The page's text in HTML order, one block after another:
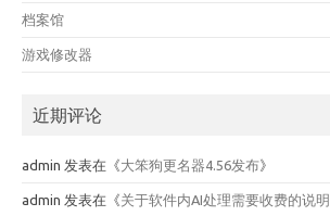
档案馆
游戏修改器
近期评论
admin 发表在《大笨狗更名器4.56发布》
admin 发表在《关于软件内AI处理需要收费的说明